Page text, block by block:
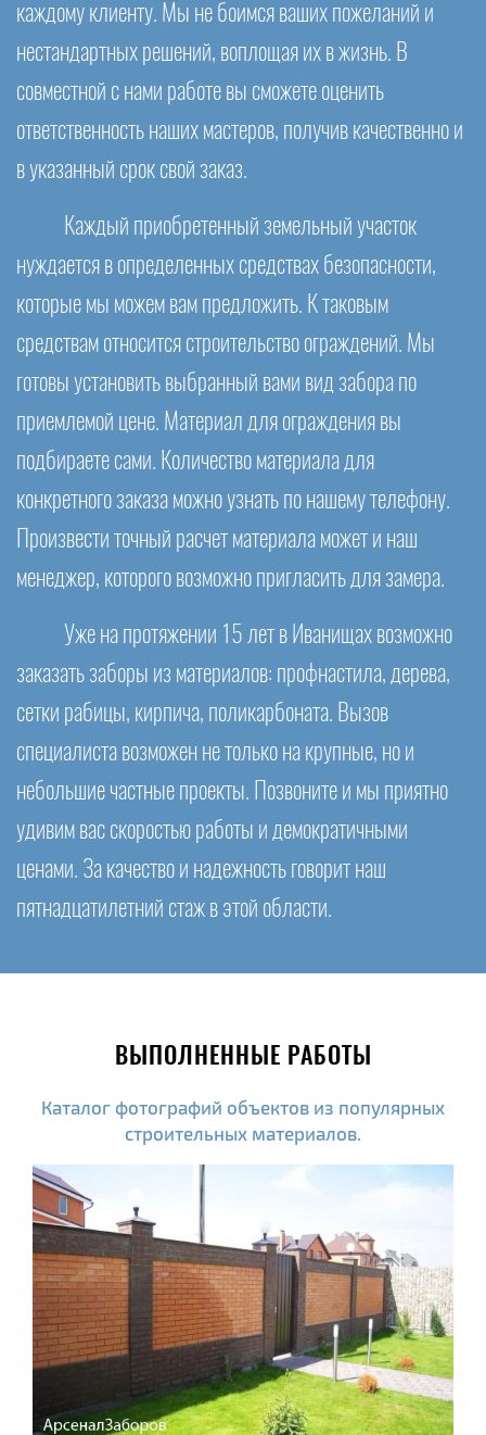
каждому клиенту. Мы не боимся ваших пожеланий и
нестандартных решений, воплощая их в жизнь. В
совместной с нами работе вы сможете оценить
ответственность наших мастеров, получив качественно и
в указанный срок свой заказ.
Каждый приобретенный земельный участок
нуждается в определенных средствах безопасности,
которые мы можем вам предложить. К таковым
средствам относится строительство ограждений. Мы
готовы установить выбранный вами вид забора по
приемлемой цене. Материал для ограждения вы
подбираете сами. Количество материала для
конкретного заказа можно узнать по нашему телефону.
Произвести точный расчет материала может и наш
менеджер, которого возможно пригласить для замера.
Уже на протяжении 15 лет в Иванищах возможно
заказать заборы из материалов: профнастила, дерева,
сетки рабицы, кирпича, поликарбоната. Вызов
специалиста возможен не только на крупные, но и
небольшие частные проекты. Позвоните и мы приятно
удивим вас скоростью работы и демократичными
ценами. За качество и надежность говорит наш
пятнадцатилетний стаж в этой области.
ВЫПОЛНЕННЫЕ РАБОТЫ
Каталог фотографий объектов из популярных
строительных материалов.